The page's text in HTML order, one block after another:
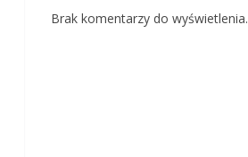
Brak komentarzy do wyświetlenia.